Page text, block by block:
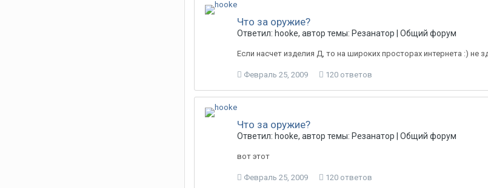
Что за оружие?
Ответил: hooke, автор темы: Резанатор | Общий форум
Если насчет изделия Д, то на широких просторах интернета :) не
Февраль 25, 2009 120 ответов
Что за оружие?
Ответил: hooke, автор темы: Резанатор | Общий форум
вот этот
Февраль 25, 2009 120 ответов